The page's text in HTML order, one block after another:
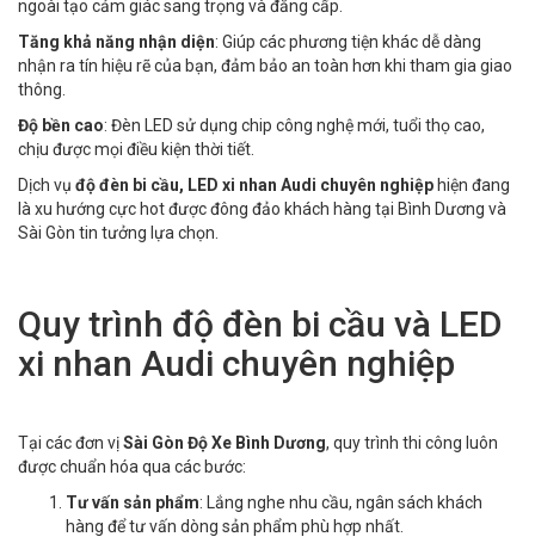
ngoài tạo cảm giác sang trọng và đẳng cấp.
Tăng khả năng nhận diện: Giúp các phương tiện khác dễ dàng
nhận ra tín hiệu rẽ của bạn, đảm bảo an toàn hơn khi tham gia giao
thông.
Độ bền cao: Đèn LED sử dụng chip công nghệ mới, tuổi thọ cao,
chịu được mọi điều kiện thời tiết.
Dịch vụ độ đèn bi cầu, LED xi nhan Audi chuyên nghiệphiện đang
là xu hướng cực hot được đông đảo khách hàng tại Bình Dương và
Sài Gòn tin tưởng lựa chọn.
Quy trình độ đèn bi cầu và LED
xi nhan Audi chuyên nghiệp
Tại các đơn vịSài Gòn Độ Xe Bình Dương, quy trình thi công luôn
được chuẩn hóa qua các bước:
Tư vấn sản phẩm: Lắng nghe nhu cầu, ngân sách khách
hàng để tư vấn dòng sản phẩm phù hợp nhất.